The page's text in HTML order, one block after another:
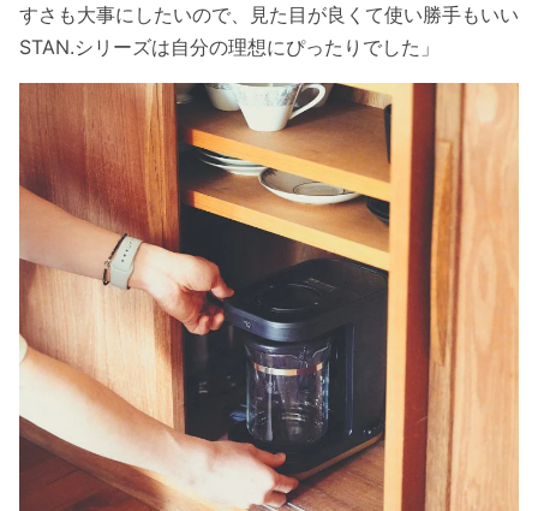
すさも大事にしたいので、見た目が良くて使い勝手もいい
STAN.シリーズは自分の理想にぴったりでした」